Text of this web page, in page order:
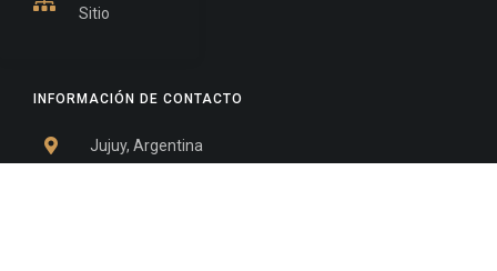
INFORMACIÓN DE CONTACTO
Jujuy, Argentina
Sitio